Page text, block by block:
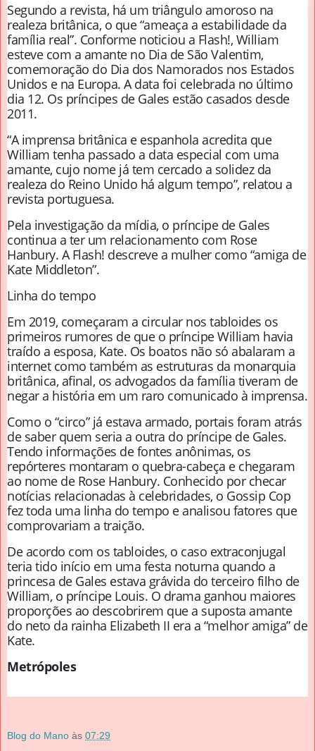
Segundo a revista, há um triângulo amoroso na
realeza britânica, o que “ameaça a estabilidade da
família real”. Conforme noticiou a Flash!, William
esteve com a amante no Dia de São Valentim,
comemoração do Dia dos Namorados nos Estados
Unidos e na Europa. A data foi celebrada no último
dia 12. Os príncipes de Gales estão casados desde
2011.
“A imprensa britânica e espanhola acredita que
William tenha passado a data especial com uma
amante, cujo nome já tem cercado a solidez da
realeza do Reino Unido há algum tempo”, relatou a
revista portuguesa.
Pela investigação da mídia, o príncipe de Gales
continua a ter um relacionamento com Rose
Hanbury. A Flash! descreve a mulher como “amiga de
Kate Middleton”.
Linha do tempo
Em 2019, começaram a circular nos tabloides os
primeiros rumores de que o príncipe William havia
traído a esposa, Kate. Os boatos não só abalaram a
internet como também as estruturas da monarquia
britânica, afinal, os advogados da família tiveram de
negar a história em um raro comunicado à imprensa.
Como o “circo” já estava armado, portais foram atrás
de saber quem seria a outra do príncipe de Gales.
Tendo informações de fontes anônimas, os
repórteres montaram o quebra-cabeça e chegaram
ao nome de Rose Hanbury. Conhecido por checar
notícias relacionadas à celebridades, o Gossip Cop
fez toda uma linha do tempo e analisou fatores que
comprovariam a traição.
De acordo com os tabloides, o caso extraconjugal
teria tido início em uma festa noturna quando a
princesa de Gales estava grávida do terceiro filho de
William, o príncipe Louis. O drama ganhou maiores
proporções ao descobrirem que a suposta amante
do neto da rainha Elizabeth II era a “melhor amiga” de
Kate.
Metrópoles
Blog do Mano às 07:29